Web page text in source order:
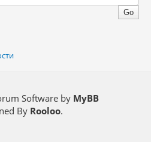
Software by MyBB
By Rooloo.